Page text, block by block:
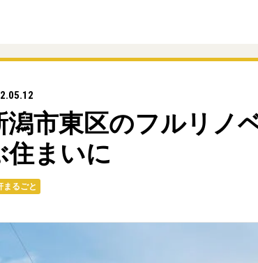
潟市東区のフルリノ
住まいに
まるごと